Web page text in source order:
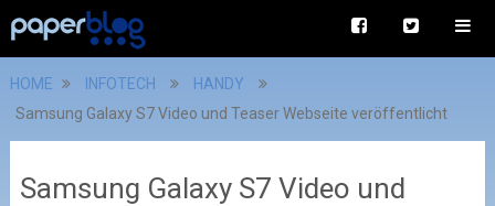
HOME INFOTECH
HANDY
Samsung Galaxy S7 Video und Teaser Webseite veröffentlicht
Samsung Galaxy S7 Video und